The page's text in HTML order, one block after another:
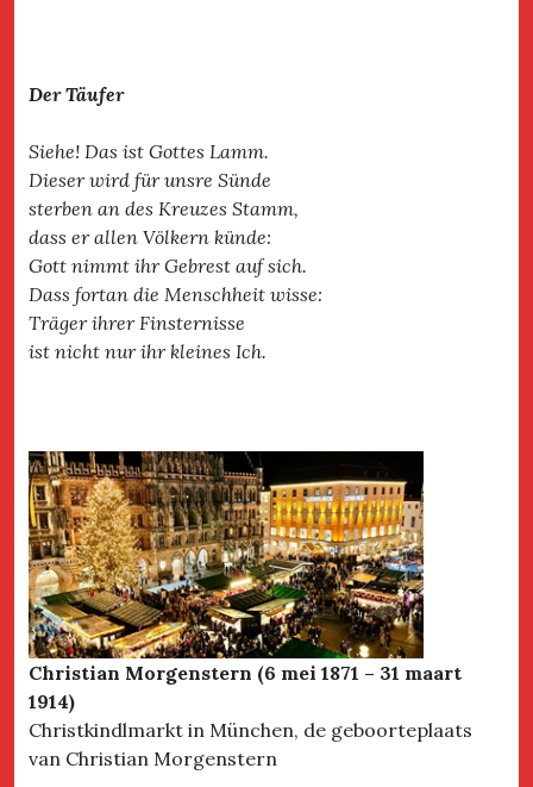
Der Täufer
Siehe! Das ist Gottes Lamm.
Dieser wird für unsre Sünde
sterben an des Kreuzes Stamm,
dass er allen Völkern künde:
Gott nimmt ihr Gebrest auf sich.
Dass fortan die Menschheit wisse:
Träger ihrer Finsternisse
ist nicht nur ihr kleines Ich.
Christian Morgenstern (6 mei 1871 – 31 maart
1914)
Christkindlmarkt in München, de geboorteplaats
van Christian Morgenstern